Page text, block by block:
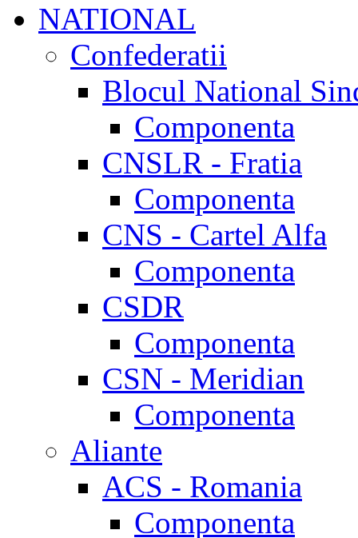
NATIONAL
Confederatii
Blocul National
Componenta
CNSLR - Fratia
Componenta
CNS - Cartel Alfa
Componenta
CSDR
Componenta
CSN - Meridian
Componenta
Aliante
ACS - Romania
Componenta